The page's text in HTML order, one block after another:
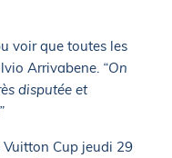
voir que toutes les
Arrivabene. “On
disputée et
Cup jeudi 29